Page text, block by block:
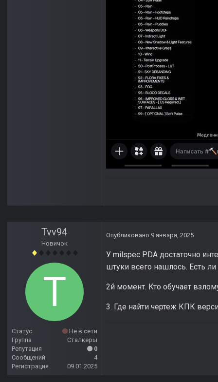
Tvv94
Новичок
Статус
Не в сети
Группа
Сталкеры
Репутация
0
Сообщений
4
Регистрация
09.01.2025
Опубликовано 9 января, 2025
У milspec PDA достаточно
штуки всего нашлось. Есть
2й момент. Кто обучает
3. Где найти чертеж КПК